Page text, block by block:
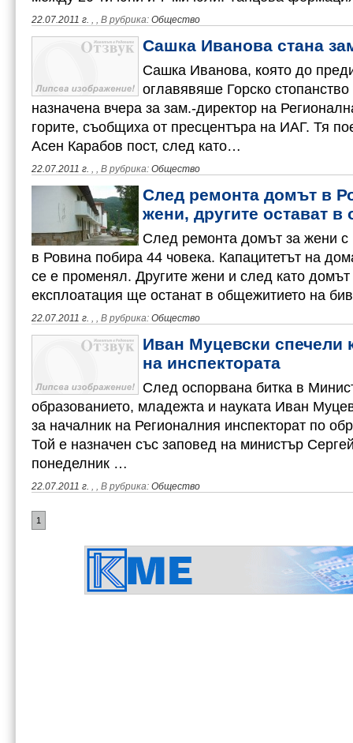
22.07.2011 г. , , В рубрика: Общество
Сашка Иванова стана
Сашка Иванова, която до
оглавявяше Горско
назначена вчера за зам.-директор на
горите, съобщиха от пресцентъра на ИАГ. Тя
Асен Карабов пост, след като…
22.07.2011 г. , , В рубрика: Общество
След ремонта домът в
жени, другите остават
След ремонта домът за жени с
в Ровина побира 44 човека. Капацитетът на
се е променял. Другите жени и след като
експлоатация ще останат в общежитието на
22.07.2011 г. , , В рубрика: Общество
Иван Муцевски спечели
на инспектората
След оспорвана битка в
образованието, младежта и науката Иван
за началник на Регионалния инспекторат по
Той е назначен със заповед на министър
понеделник …
22.07.2011 г. , , В рубрика: Общество
1